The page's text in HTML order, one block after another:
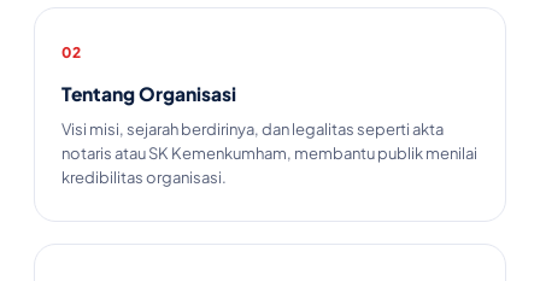
02
Tentang Organisasi
Visi misi, sejarah berdirinya, dan legalitas seperti akta
notaris atau SK Kemenkumham, membantu publik menilai
kredibilitas organisasi.